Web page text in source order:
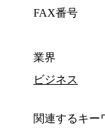
FAX番号
業界
ビジネス
関連するキー